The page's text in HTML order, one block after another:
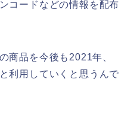
コードなどの情報を配布
商品を今後も2021年、
利用していくと思うんで